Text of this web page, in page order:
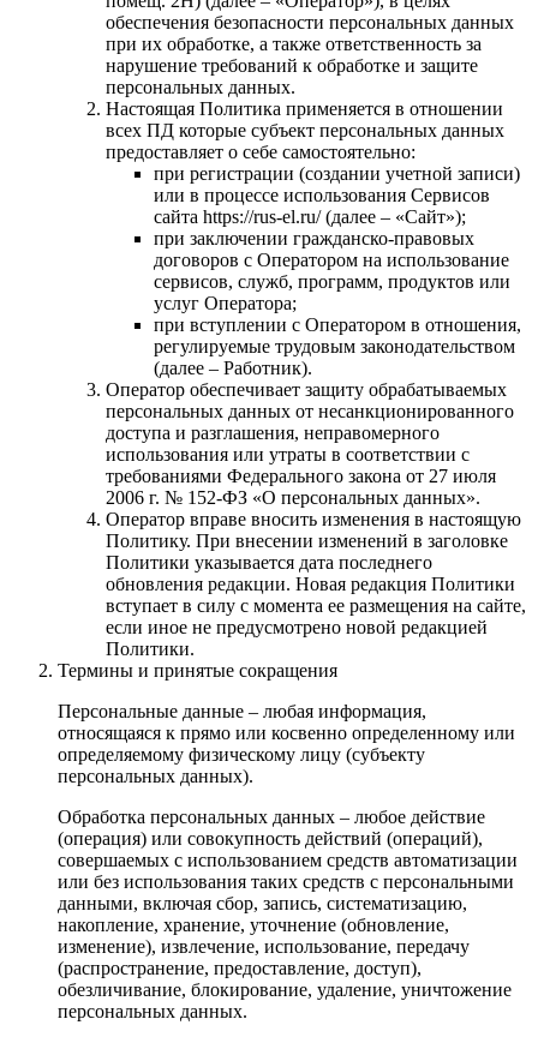
обеспечения безопасности персональных данных
при их обработке, а также ответственность за
нарушение требований к обработке и защите
персональных данных.
Настоящая Политика применяется в отношении
всех ПД которые субъект персональных данных
предоставляет о себе самостоятельно:
при регистрации (создании учетной записи)
или в процессе использования Сервисов
сайта https://rus-el.ru/ (далее – «Сайт»);
при заключении гражданско-правовых
договоров с Оператором на использование
сервисов, служб, программ, продуктов или
услуг Оператора;
при вступлении с Оператором в отношения,
регулируемые трудовым законодательством
(далее – Работник).
Оператор обеспечивает защиту обрабатываемых
персональных данных от несанкционированного
доступа и разглашения, неправомерного
использования или утраты в соответствии с
требованиями Федерального закона от 27 июля
2006 г. № 152-ФЗ «О персональных данных».
Оператор вправе вносить изменения в настоящую
Политику. При внесении изменений в заголовке
Политики указывается дата последнего
обновления редакции. Новая редакция Политики
вступает в силу с момента ее размещения на сайте,
если иное не предусмотрено новой редакцией
Политики.
Термины и принятые сокращения
Персональные данные – любая информация,
относящаяся к прямо или косвенно определенному или
определяемому физическому лицу (субъекту
персональных данных).
Обработка персональных данных – любое действие
(операция) или совокупность действий (операций),
совершаемых с использованием средств автоматизации
или без использования таких средств с персональными
данными, включая сбор, запись, систематизацию,
накопление, хранение, уточнение (обновление,
изменение), извлечение, использование, передачу
(распространение, предоставление, доступ),
обезличивание, блокирование, удаление, уничтожение
персональных данных.